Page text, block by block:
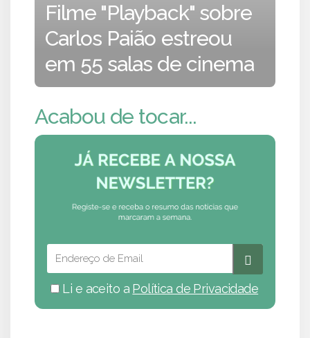
Filme "Playback" sobre
Carlos Paião estreou
em 55 salas de cinema
Acabou de tocar...
Li e aceito a Política de Privacidade